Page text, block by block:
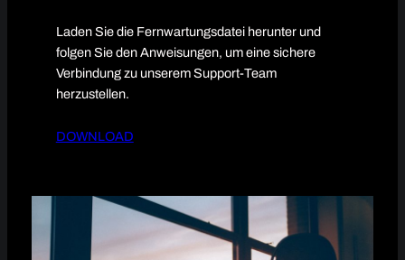
Laden Sie die Fernwartungsdatei herunter und
folgen Sie den Anweisungen, um eine sichere
Verbindung zu unserem Support-Team
herzustellen.
DOWNLOAD